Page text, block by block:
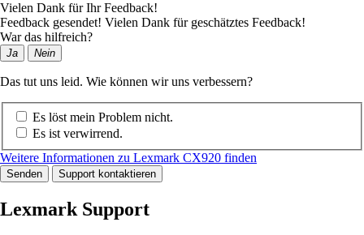
Vielen Dank für Ihr Feedback!
Feedback gesendet! Vielen Dank für geschätztes Feedback!
War das hilfreich?
Ja Nein
Das tut uns leid. Wie können wir uns verbessern?
Es löst mein Problem nicht.
Es ist verwirrend.
Weitere Informationen zu Lexmark CX920 finden
Senden Support kontaktieren
Lexmark Support